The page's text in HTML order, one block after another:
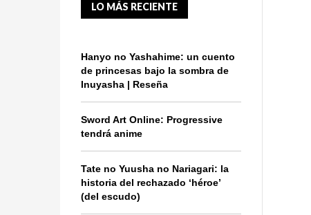
LO MÁS RECIENTE
Hanyo no Yashahime: un cuento
de princesas bajo la sombra de
Inuyasha | Reseña
Sword Art Online: Progressive
tendrá anime
Tate no Yuusha no Nariagari: la
historia del rechazado ‘héroe’
(del escudo)